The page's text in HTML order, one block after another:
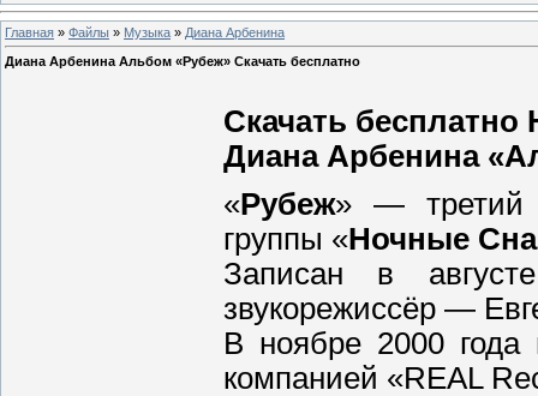
Главная » Файлы » Музыка » Диана Арбенина
Диана Арбенина Альбом «Рубеж» Скачать бесплатно
Скачать
Диана Арбенина
«Рубеж» — третий
группы «Ночные
Записан в
звукорежиссёр —
В ноябре 2000 года
компанией «REAL